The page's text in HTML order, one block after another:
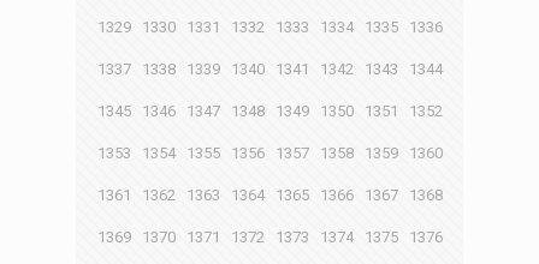
1329 1330 1331 1332 1333 1334 1335 1336
1337 1338 1339 1340 1341 1342 1343 1344
1345 1346 1347 1348 1349 1350 1351 1352
1353 1354 1355 1356 1357 1358 1359 1360
1361 1362 1363 1364 1365 1366 1367 1368
1369 1370 1371 1372 1373 1374 1375 1376